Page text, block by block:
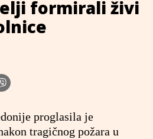
formirali živi
proglasila je
tragičnog požara u